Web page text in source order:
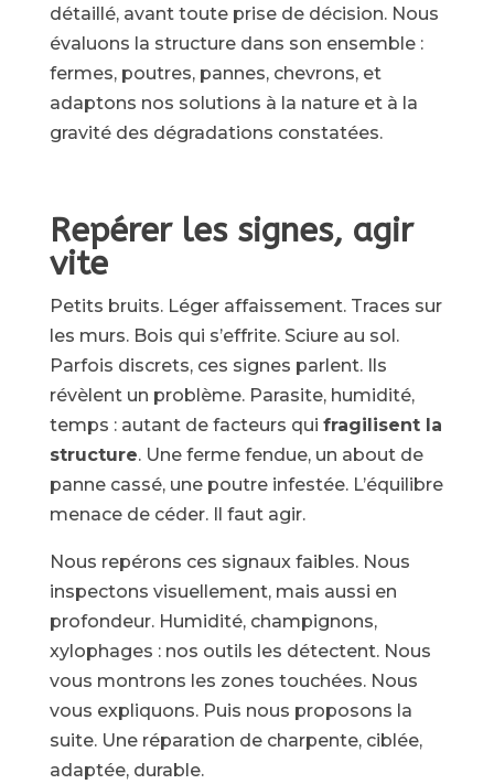
détaillé, avant toute prise de décision. Nous
évaluons la structure dans son ensemble :
fermes, poutres, pannes, chevrons, et
adaptons nos solutions à la nature et à la
gravité des dégradations constatées.
Repérer les signes, agir
vite
Petits bruits. Léger affaissement. Traces sur
les murs. Bois qui s’effrite. Sciure au sol.
Parfois discrets, ces signes parlent. Ils
révèlent un problème. Parasite, humidité,
temps : autant de facteurs qui fragilisent la
structure. Une ferme fendue, un about de
panne cassé, une poutre infestée. L’équilibre
menace de céder. Il faut agir.
Nous repérons ces signaux faibles. Nous
inspectons visuellement, mais aussi en
profondeur. Humidité, champignons,
xylophages : nos outils les détectent. Nous
vous montrons les zones touchées. Nous
vous expliquons. Puis nous proposons la
suite. Une réparation de charpente, ciblée,
adaptée, durable.